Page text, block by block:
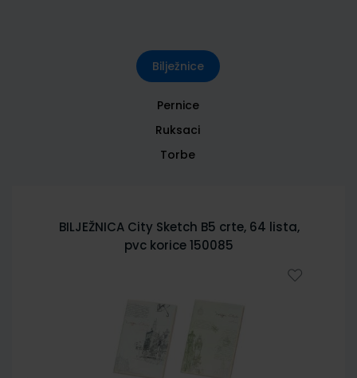
Bilježnice
Pernice
Ruksaci
Torbe
BILJEŽNICA City Sketch B5 crte, 64 lista,
pvc korice 150085